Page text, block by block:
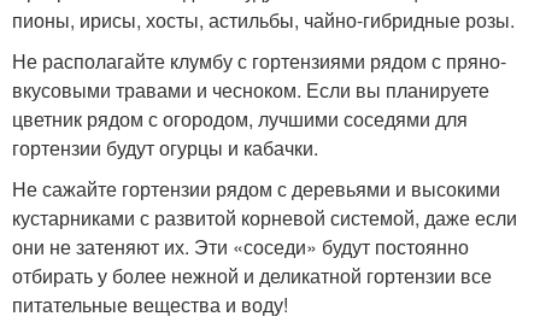
пионы, ирисы, хосты, астильбы, чайно-гибридные розы.
Не располагайте клумбу с гортензиями рядом с пряно-
вкусовыми травами и чесноком. Если вы планируете
цветник рядом с огородом, лучшими соседями для
гортензии будут огурцы и кабачки.
Не сажайте гортензии рядом с деревьями и высокими
кустарниками с развитой корневой системой, даже если
они не затеняют их. Эти «соседи» будут постоянно
отбирать у более нежной и деликатной гортензии все
питательные вещества и воду!